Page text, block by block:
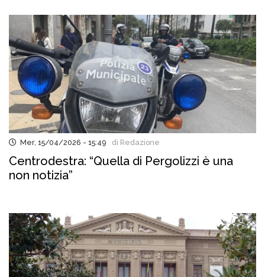
Mer, 15/04/2026 - 15:49 di Redazione
Centrodestra: “Quella di Pergolizzi è una
non notizia”